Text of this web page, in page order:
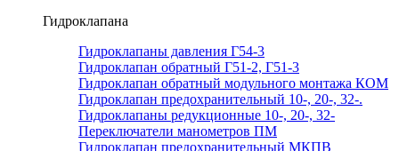
Гидроклапана
Гидроклапаны давления Г54-3
Гидроклапан обратный Г51-2, Г51-3
Гидроклапан обратный модульного монтажа КОМ
Гидроклапан предохранительный 10-, 20-, 32-.
Гидроклапаны редукционные 10-, 20-, 32-
Переключатели манометров ПМ
Гидроклапан предохранительный МКПВ